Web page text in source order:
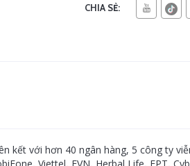
CHIA SẺ:
kết với hơn 40 ngân hàng, 5 công ty